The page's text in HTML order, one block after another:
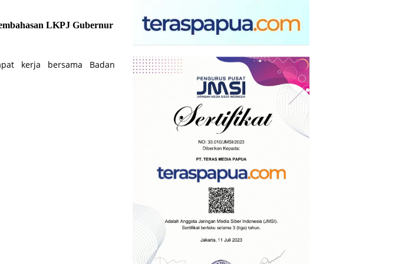
LKPJ Gubernur
kerja bersama Badan